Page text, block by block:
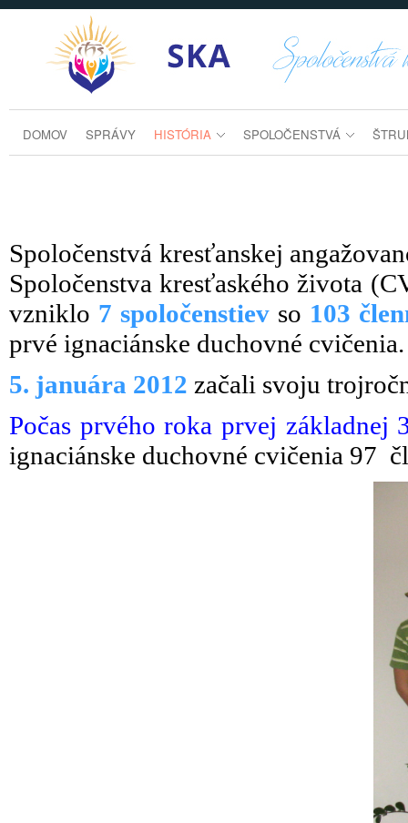
historia
DOMOV SPRÁVY HISTÓRIA SPOLOČENSTVÁ
Spoločenstvá kresťanskej
Spoločenstva kresťaského života
vzniklo 7 spoločenstiev so 103
prvé ignaciánske duchovné cvičenia.
5. januára 2012 začali svoju
Počas prvého roka prvej základnej
ignaciánske duchovné cvičenia 97